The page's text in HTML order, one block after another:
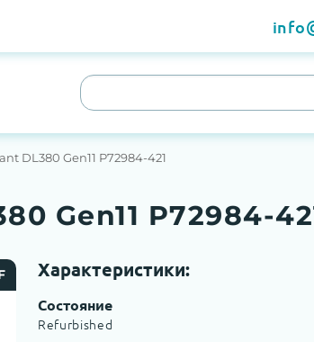
DL380 Gen11 P72984-421
Gen11 P72984-
Характеристики:
Состояние
Refurbished